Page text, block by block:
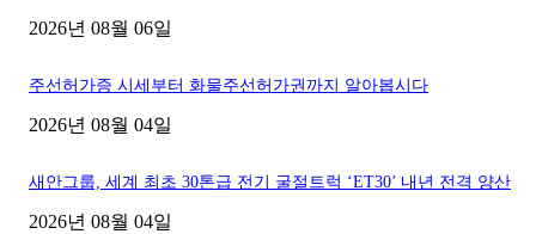
2026년 08월 06일
주선허가증 시세부터 화물주선허가권까지 알아봅시다
2026년 08월 04일
새안그룹, 세계 최초 30톤급 전기 굴절트럭 ‘ET30’ 내년 전격 양산
2026년 08월 04일